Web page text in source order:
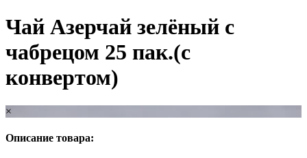
Чай Азерчай зелёный с
чабрецом 25 пак.(с
конвертом)
×
Описание товара: